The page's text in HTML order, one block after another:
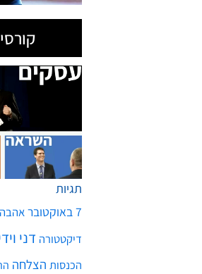
תגיות
7 באוקטובר
אהבה
דיקטטורה דני
הכנסות הצלחה